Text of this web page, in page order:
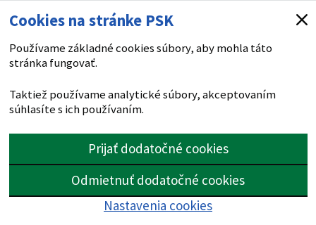
Cookies na stránke PSK
Používame základné cookies súbory, aby mohla táto
stránka fungovať.
Taktiež používame analytické súbory, akceptovaním
súhlasíte s ich používaním.
Prijať dodatočné cookies
Odmietnuť dodatočné cookies
Nastavenia cookies